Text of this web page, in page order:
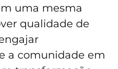
uma mesma
qualidade de
a comunidade em